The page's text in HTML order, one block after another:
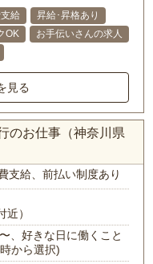
給
昇給･昇格あり
OK
お手伝いさんの求人
見る
のお仕事（神奈川県
支給、前払い制度あり
近）
、好きな日に働くこと
から選択)